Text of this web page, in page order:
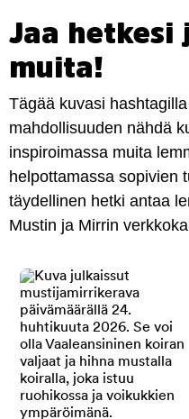
Jaa hetkesi
muita!
Tägää kuvasi
mahdollisuuden nähdä
inspiroimassa muita
helpottamassa sopivien
täydellinen hetki antaa
Mustin ja Mirrin